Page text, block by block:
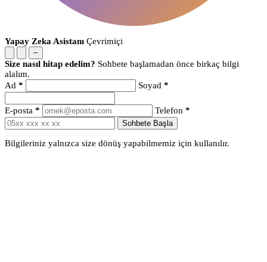
Yapay Zeka Asistanı Çevrimiçi
−
Size nasıl hitap edelim? Sohbete başlamadan önce birkaç bilgi
alalım.
Ad * Soyad *
E-posta * Telefon *
Sohbete Başla
Bilgileriniz yalnızca size dönüş yapabilmemiz için kullanılır.